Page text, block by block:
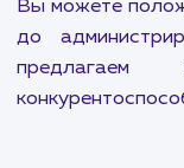
Наша цель -
без сбоев и
улучшением